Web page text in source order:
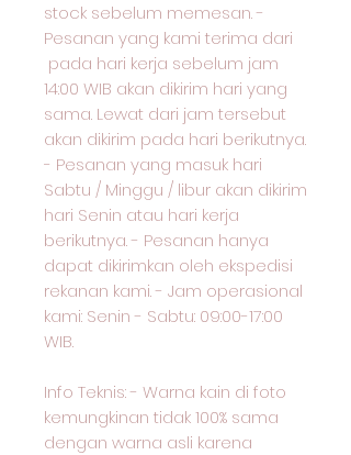
stock sebelum memesan. -
Pesanan yang kami terima dari
pada hari kerja sebelum jam
14:00 WIB akan dikirim hari yang
sama. Lewat dari jam tersebut
akan dikirim pada hari berikutnya.
- Pesanan yang masuk hari
Sabtu / Minggu / libur akan dikirim
hari Senin atau hari kerja
berikutnya. - Pesanan hanya
dapat dikirimkan oleh ekspedisi
rekanan kami. - Jam operasional
kami: Senin - Sabtu: 09:00-17:00
WIB.
Info Teknis: - Warna kain di foto
kemungkinan tidak 100% sama
dengan warna asli karena